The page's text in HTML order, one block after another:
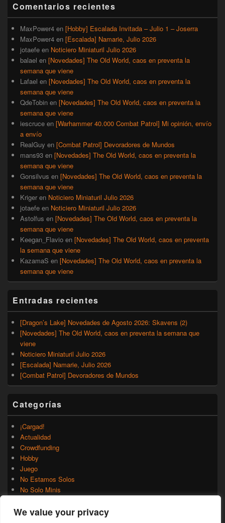
We value your privacy
lateral
primaria
Comentarios recientes
MaxPower4 en [Hobby] Escalada Invitada – Julio 1 – Joserra
MaxPower4 en [Escalada] Namarie, Julio 2026
jotaefe en Noticiero Miniaturil Julio 2026
balael en [Novedades] The Old World, caos en preventa la
semana que viene
Lafael en [Novedades] The Old World, caos en preventa la
semana que viene
QdeTobin en [Novedades] The Old World, caos en preventa la
semana que viene
iescruce en [Warhammer 40.000 Combat Patrol] Mi opinión, envío
a envío
RealGuy en [Combat Patrol] Devoradores de Mundos
mans93 en [Novedades] The Old World, caos en preventa la
semana que viene
Gonsilvus en [Novedades] The Old World, caos en preventa la
semana que viene
Kriger en Noticiero Miniaturil Julio 2026
jotaefe en Noticiero Miniaturil Julio 2026
Astolfus en [Novedades] The Old World, caos en preventa la
semana que viene
Keegan_Flavio en [Novedades] The Old World, caos en preventa
la semana que viene
KazamaS en [Novedades] The Old World, caos en preventa la
semana que viene
Entradas recientes
[Dragon’s Lake] Novedades de Agosto 2026: Skavens (2)
[Novedades] The Old World, caos en preventa la semana que
viene
Noticiero Miniaturil Julio 2026
[Escalada] Namarie, Julio 2026
[Combat Patrol] Devoradores de Mundos
Categorías
¡Cargad!
Actualidad
Crowdfunding
Hobby
Juego
No Estamos Solos
No Solo Minis
Rumores